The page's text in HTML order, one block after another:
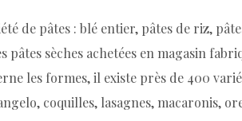
de pâtes : blé entier, pâtes de riz,
pâtes sèches achetées en magasin
les formes, il existe près de 400
coquilles, lasagnes, macaronis,